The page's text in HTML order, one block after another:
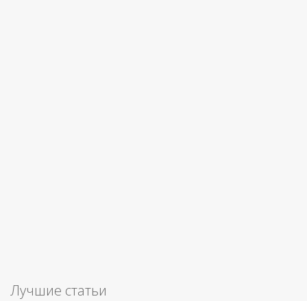
Лучшие статьи